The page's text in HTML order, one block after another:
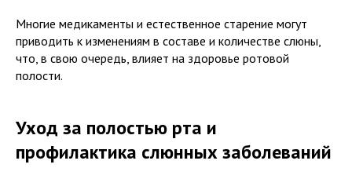
Многие медикаменты и естественное старение могут
приводить к изменениям в составе и количестве слюны,
что, в свою очередь, влияет на здоровье ротовой
полости.
Уход за полостью рта и
профилактика слюнных заболеваний